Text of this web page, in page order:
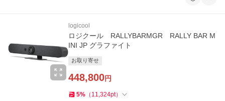
logicool
ロジクール RALLYBARMGR RALLY BAR M
INI JP グラファイト
お取り寄せ
448,800円
5% （ 11,324pt）